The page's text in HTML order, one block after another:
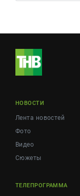
НОВОСТИ
Лента новостей
Фото
Видео
Сюжеты
ТЕЛЕПРОГРАММА